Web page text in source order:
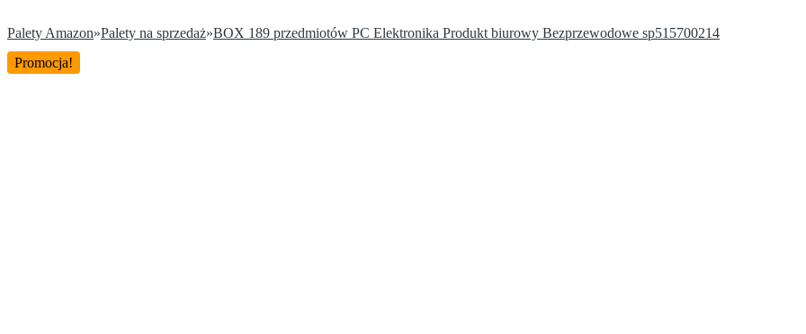
Palety Amazon»Palety na sprzedaż»BOX 189 przedmiotów PC Elektronika Produkt biurowy Bezprzewodowe sp515700214
Promocja!